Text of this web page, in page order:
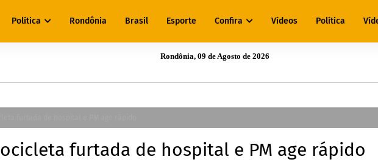
Política Rondônia Brasil Esporte Confira Vídeos Política
Rondônia, 09 de Agosto de 2026
furtada de hospital e PM age rápido